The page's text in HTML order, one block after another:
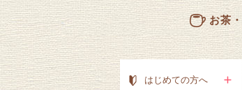
お茶
はじめての方へ